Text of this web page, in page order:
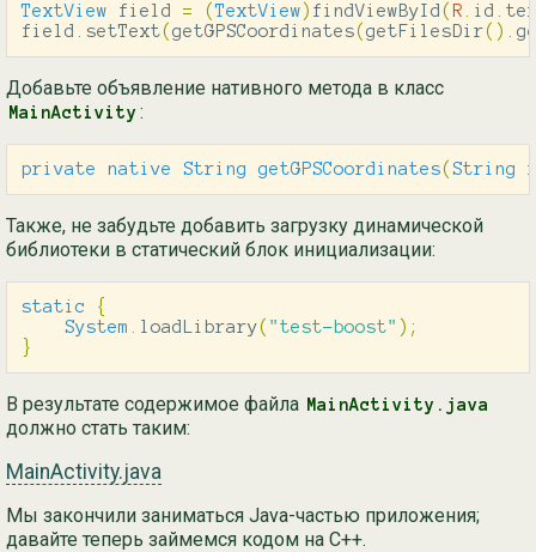
TextView field = (TextView) findViewById ( R. id .
field . setText( getGPSCoordinates( getFilesDir().
Добавьте объявление нативного метода в класс
MainActivity :
private native String getGPSCoordinates( String
Также, не забудьте добавить загрузку динамической
библиотеки в статический блок инициализации:
static
{
System . loadLibrary( "test-boost" );
}
В результате содержимое файла MainActivity.java
должно стать таким:
MainActivity.java
Мы закончили заниматься Java-частью приложения;
давайте теперь займемся кодом на C++.